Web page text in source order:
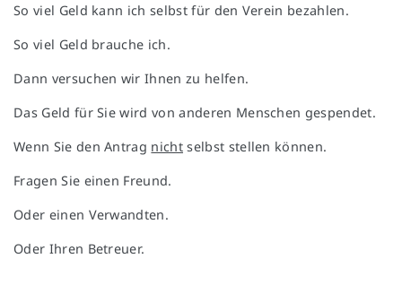
So viel Geld kann ich selbst für den Verein bezahlen.
So viel Geld brauche ich.
Dann versuchen wir Ihnen zu helfen.
Das Geld für Sie wird von anderen Menschen gespendet.
Wenn Sie den Antrag nicht selbst stellen können.
Fragen Sie einen Freund.
Oder einen Verwandten.
Oder Ihren Betreuer.